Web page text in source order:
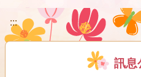
:::
訊息